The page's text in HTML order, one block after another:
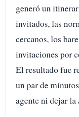
generó un
invitados, las
cercanos, los
invitaciones por
El resultado fue
un par de
agente ni dejar la